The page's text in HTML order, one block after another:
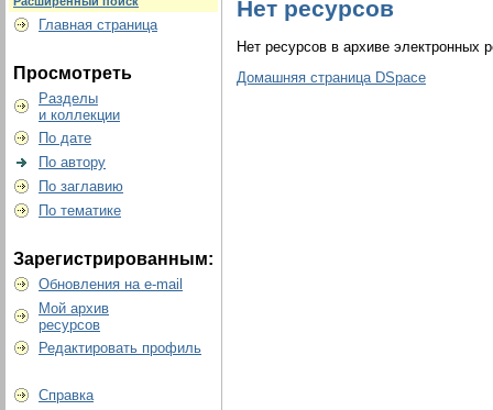
Главная страница
Просмотреть
Разделы
и коллекции
По дате
По автору
По заглавию
По тематике
Зарегистрированным:
Обновления на e-mail
Мой архив
ресурсов
Редактировать профиль
Справка
Нет ресурсов
Нет ресурсов в архиве электронных
Домашняя страница DSpace